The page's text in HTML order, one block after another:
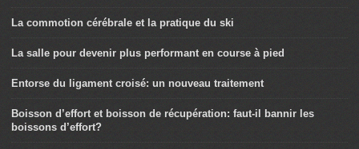
La commotion cérébrale et la pratique du ski
La salle pour devenir plus performant en course à pied
Entorse du ligament croisé: un nouveau traitement
Boisson d’effort et boisson de récupération: faut-il bannir les
boissons d’effort?